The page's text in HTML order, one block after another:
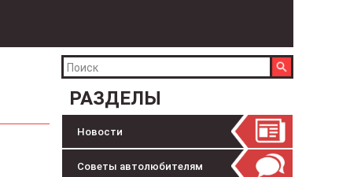
РАЗДЕЛЫ
Новости
Советы автолюбителям